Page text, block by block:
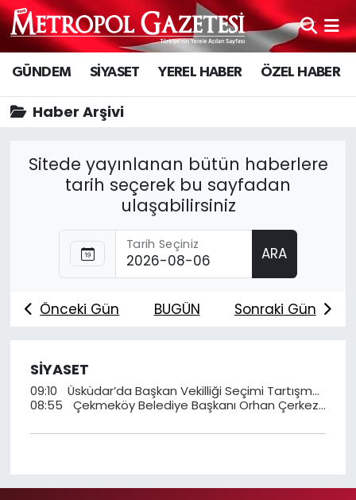
GÜNDEM SİYASET YEREL HABER ÖZEL HABER
Haber Arşivi
Sitede yayınlanan bütün haberlere
tarih seçerek bu sayfadan
ulaşabilirsiniz
Tarih Seçiniz ARA
Önceki Gün BUGÜN Sonraki Gün
SİYASET
09:10
Üsküdar’da Başkan Vekilliği Seçimi Tartışmalı Tamamlandı: AK Parti’den Sonuca Tepki
08:55
Çekmeköy Belediye Başkanı Orhan Çerkez, AK Parti Çekmeköy İlçe Başkanlığı’nda Coşkuyla Karşılandı
Hava Durumu
Trafik Durumu
Tüm Manşetler
Son Dakika Haberleri
Haber Arşivi